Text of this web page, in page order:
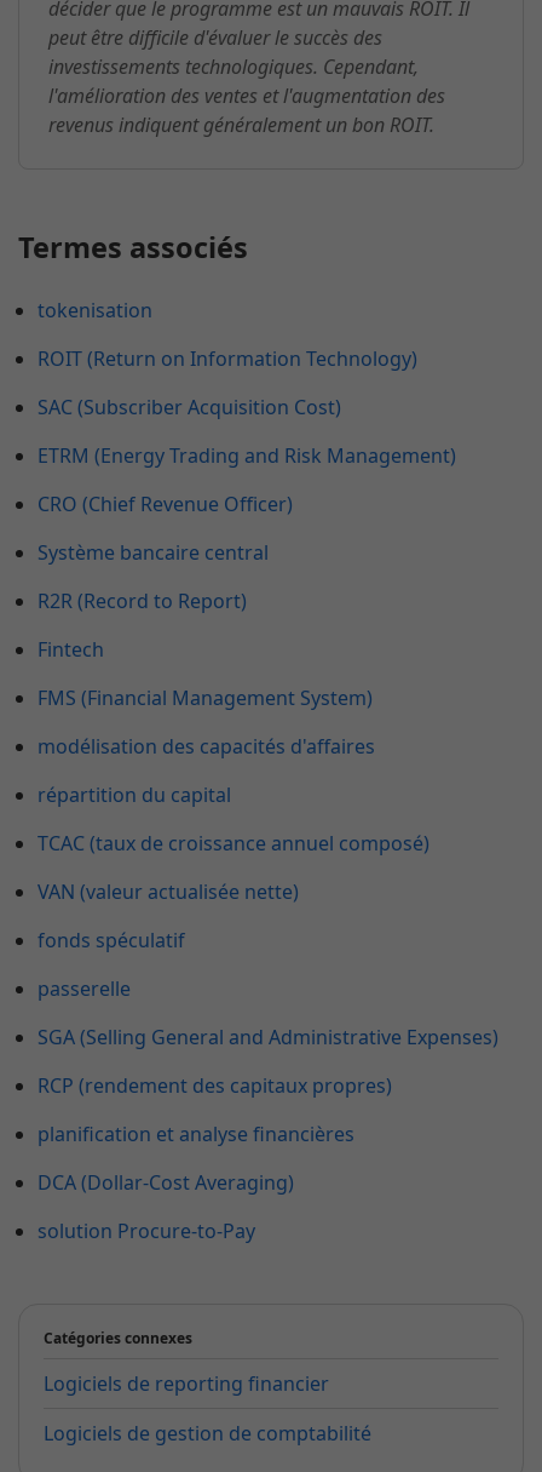
décider que le programme est un mauvais ROIT. Il
peut être difficile d'évaluer le succès des
investissements technologiques. Cependant,
l'amélioration des ventes et l'augmentation des
revenus indiquent généralement un bon ROIT.
Termes associés
tokenisation
ROIT (Return on Information Technology)
SAC (Subscriber Acquisition Cost)
ETRM (Energy Trading and Risk Management)
CRO (Chief Revenue Officer)
Système bancaire central
R2R (Record to Report)
Fintech
FMS (Financial Management System)
modélisation des capacités d'affaires
répartition du capital
TCAC (taux de croissance annuel composé)
VAN (valeur actualisée nette)
fonds spéculatif
passerelle
SGA (Selling General and Administrative Expenses)
RCP (rendement des capitaux propres)
planification et analyse financières
DCA (Dollar-Cost Averaging)
solution Procure-to-Pay
Catégories connexes
Logiciels de reporting financier
Logiciels de gestion de comptabilité